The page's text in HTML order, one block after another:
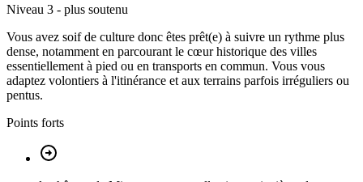
Niveau 3 - plus soutenu
Vous avez soif de culture donc êtes prêt(e) à suivre un rythme plus
dense, notamment en parcourant le cœur historique des villes
essentiellement à pied ou en transports en commun. Vous vous
adaptez volontiers à l'itinérance et aux terrains parfois irréguliers ou
pentus.
Points forts